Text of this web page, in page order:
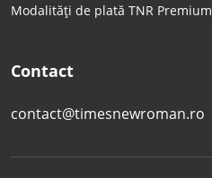
Modalități de plată TNR Premium
Contact
contact@timesnewroman.ro